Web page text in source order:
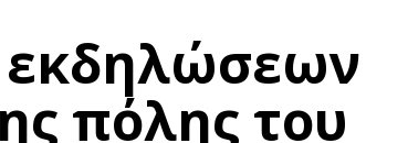
εκδηλώσεων
πόλης του